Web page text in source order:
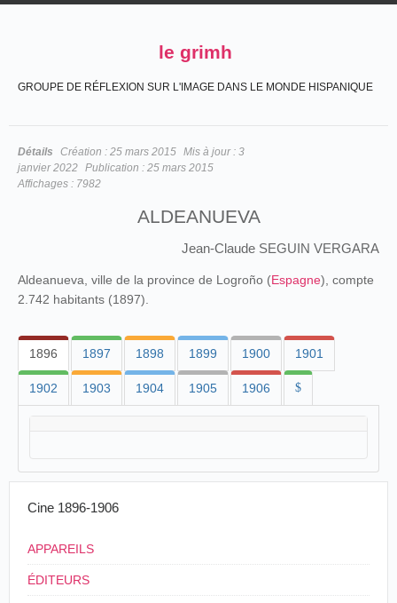
le grimh
GROUPE DE RÉFLEXION SUR L'IMAGE DANS LE MONDE HISPANIQUE
Détails Création : 25 mars 2015 Mis à jour : 3
janvier 2022 Publication : 25 mars 2015
Affichages : 7982
ALDEANUEVA
Jean-Claude SEGUIN VERGARA
Aldeanueva, ville de la province de Logroño (Espagne), compte
2.742 habitants (1897).
1896 1897 1898 1899 1900 1901
1902 1903 1904 1905 1906 $
Cine 1896-1906
APPAREILS
ÉDITEURS